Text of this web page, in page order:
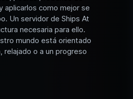
aplicarlos como mejor se
Un servidor de Ships At
necesaria para ello.
mundo está orientado
relajado o a un progreso